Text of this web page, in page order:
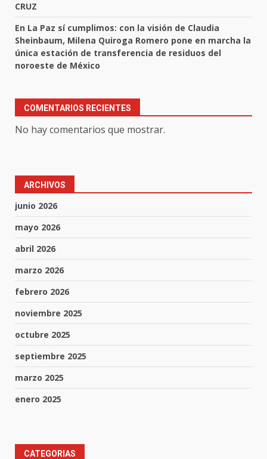
CRUZ
En La Paz sí cumplimos: con la visión de Claudia
Sheinbaum, Milena Quiroga Romero pone en marcha la
única estación de transferencia de residuos del
noroeste de México
COMENTARIOS RECIENTES
No hay comentarios que mostrar.
ARCHIVOS
junio 2026
mayo 2026
abril 2026
marzo 2026
febrero 2026
noviembre 2025
octubre 2025
septiembre 2025
marzo 2025
enero 2025
CATEGORIAS